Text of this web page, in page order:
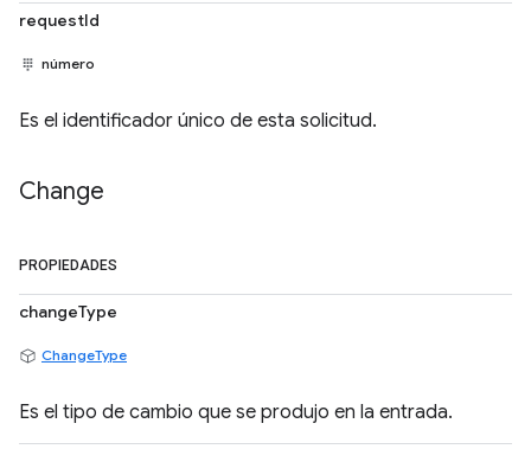
requestId
número
Es el identificador único de esta solicitud.
Change
PROPIEDADES
changeType
ChangeType
Es el tipo de cambio que se produjo en la entrada.